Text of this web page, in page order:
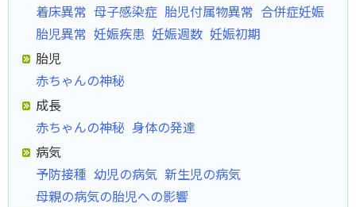
着床異常 母子感染症 胎児付属物異常 合併症妊娠
胎児異常 妊娠疾患 妊娠週数 妊娠初期
胎児
赤ちゃんの神秘
成長
赤ちゃんの神秘 身体の発達
病気
予防接種 幼児の病気 新生児の病気
母親の病気の胎児への影響